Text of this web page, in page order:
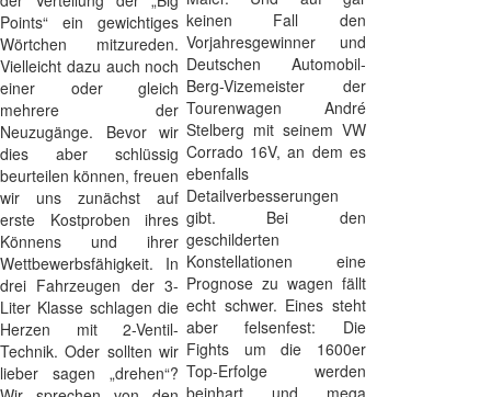
Points“ ein gewichtiges
Wörtchen mitzureden.
Vielleicht dazu auch noch
einer oder gleich
mehrere der
Neuzugänge. Bevor wir
dies aber schlüssig
beurteilen können, freuen
wir uns zunächst auf
erste Kostproben ihres
Könnens und ihrer
Wettbewerbsfähigkeit. In
drei Fahrzeugen der 3-
Liter Klasse schlagen die
Herzen mit 2-Ventil-
Technik. Oder sollten wir
lieber sagen „drehen“?
keinen Fall den
Vorjahresgewinner und
Deutschen Automobil-
Berg-Vizemeister der
Tourenwagen André
Stelberg mit seinem VW
Corrado 16V, an dem es
ebenfalls
Detailverbesserungen
gibt. Bei den
geschilderten
Konstellationen eine
Prognose zu wagen fällt
echt schwer. Eines steht
aber felsenfest: Die
Fights um die 1600er
Top-Erfolge werden
beinhart und mega